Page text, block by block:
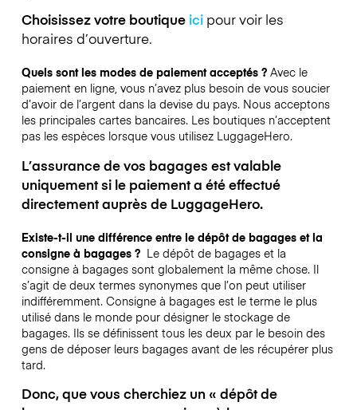
Choisissez votre boutique icipour voir les
horaires d’ouverture.
Quels sont les modes de paiement acceptés ? Avec le
paiement en ligne, vous n’avez plus besoin de vous soucier
d’avoir de l’argent dans la devise du pays. Nous acceptons
les principales cartes bancaires. Les boutiques n’acceptent
pas les espèces lorsque vous utilisez LuggageHero.
L’assurance de vos bagages est valable
uniquement si le paiement a été effectué
directement auprès de LuggageHero.
Existe-t-il une différence entre le dépôt de bagages et la
consigne à bagages ? Le dépôt de bagages et la
consigne à bagages sont globalement la même chose. Il
s’agit de deux termes synonymes que l’on peut utiliser
indifféremment. Consigne à bagages est le terme le plus
utilisé dans le monde pour désigner le stockage de
bagages. Ils se définissent tous les deux par le besoin des
gens de déposer leurs bagages avant de les récupérer plus
tard.
Donc, que vous cherchiez un « dépôt de